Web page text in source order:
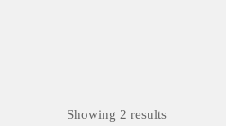
Showing 2 results